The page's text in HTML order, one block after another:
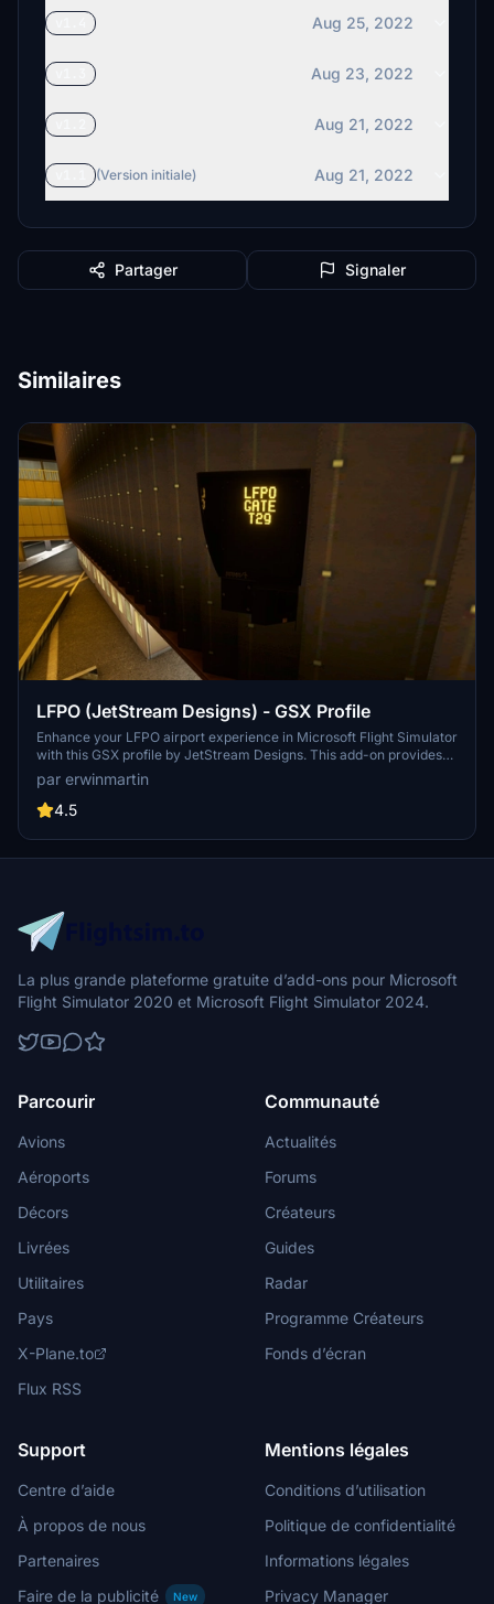
Aug 25, 2022
Aug 23, 2022
Aug 21, 2022
(Version initiale) Aug 21, 2022
Partager Signaler
Similaires
LFPO (JetStream Designs) - GSX Profile
Enhance your LFPO airport experience in Microsoft Flight Simulator
with this GSX profile by JetStream Designs. This add-on provides
accurate gate stopping positions, customized vehicle locations,
VDGS, and custom pushback procedures for specific gates.
Additionally, enjoy custom passenger waypoints at select gates for
Instructions included for easy installation and suggestions for
improvement welcome.
par erwinmartin
4.5
La plus grande plateforme gratuite d’add-ons pour Microsoft
Flight Simulator 2020 et Microsoft Flight Simulator 2024.
Parcourir
Avions
Aéroports
Décors
Livrées
Utilitaires
Pays
X-Plane.to
Flux RSS
Communauté
Actualités
Forums
Créateurs
Guides
Radar
Programme Créateurs
Fonds d’écran
Support
Centre d’aide
À propos de nous
Partenaires
Faire de la publicité
New
Mentions légales
Conditions d’utilisation
Politique de confidentialité
Informations légales
Privacy Manager